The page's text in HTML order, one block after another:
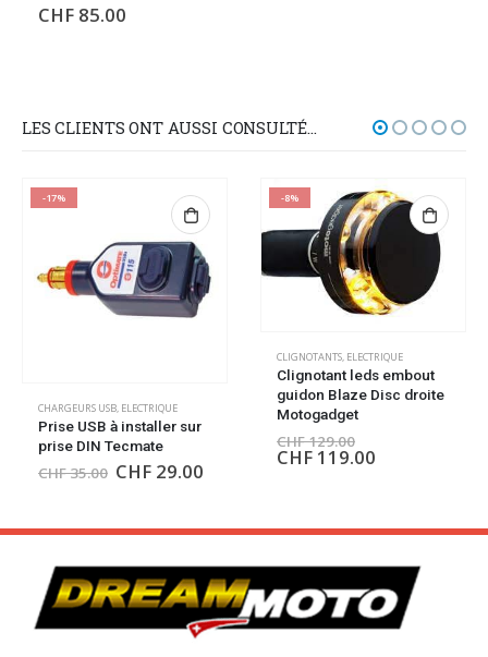
CHF 85.00
LES CLIENTS ONT AUSSI CONSULTÉ…
-17%
CHARGEURS USB, ELECTRIQUE
Prise USB à installer sur
prise DIN Tecmate
CHF35.00 CHF29.00
-8%
CLIGNOTANTS, ELECTRIQUE
Clignotant leds embout
guidon Blaze Disc droite
Motogadget
CHF129.00
CHF 119.00